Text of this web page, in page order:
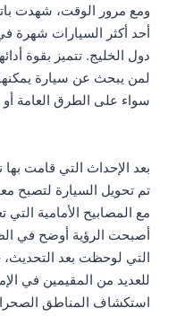
ومع مرور الوقت، شهدت
أحد أكثر السيارات
دول الخليج. تتميز بقوة
لمن يبحث عن سيارة
سواء على الطرق العامة
تم تحويل السيارة لتصبح
أصبحت الرؤية أوضح في
التي لوحظت بعد التحديث،
للعديد من المقيمين في
استكشاف المناطق